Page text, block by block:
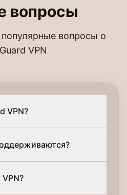
вопросы
вопросы о
VPN
VPN?